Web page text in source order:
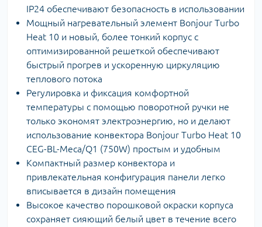
IP24 обеспечивают безопасность в использовании
Мощный нагревательный элемент Bonjour Turbo
Heat 10 и новый, более тонкий корпус с
оптимизированной решеткой обеспечивают
быстрый прогрев и ускоренную циркуляцию
теплового потока
Регулировка и фиксация комфортной
температуры с помощью поворотной ручки не
только экономят электроэнергию, но и делают
использование конвектора Bonjour Turbo Heat 10
CEG-BL-Meca/Q1 (750W) простым и удобным
Компактный размер конвектора и
привлекательная конфигурация панели легко
вписывается в дизайн помещения
Высокое качество порошковой окраски корпуса
сохраняет сияющий белый цвет в течение всего